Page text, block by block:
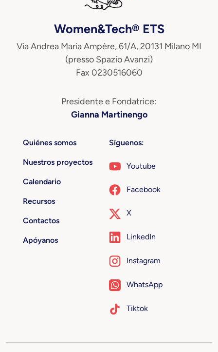
Women&Tech® ETS
Via Andrea Maria Ampère, 61/A, 20131 Milano MI
(presso Spazio Avanzi)
Fax 0230516060
Presidente e Fondatrice:
Gianna Martinengo
Quiénes somos
Nuestros proyectos
Calendario
Recursos
Contactos
Apóyanos
Síguenos:
Youtube
Facebook
X
LinkedIn
Instagram
WhatsApp
Tiktok